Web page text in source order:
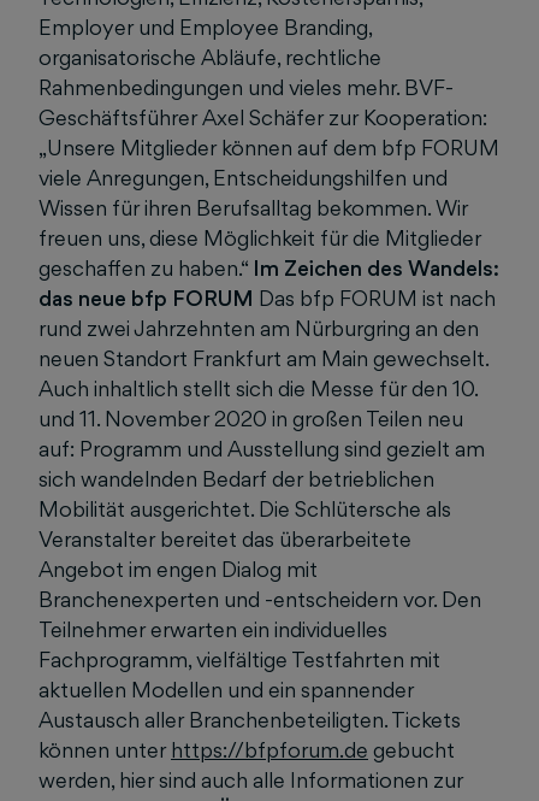
Employer und Employee Branding,
organisatorische Abläufe, rechtliche
Rahmenbedingungen und vieles mehr. BVF-
Geschäftsführer Axel Schäfer zur Kooperation:
„Unsere Mitglieder können auf dem bfp FORUM
viele Anregungen, Entscheidungshilfen und
Wissen für ihren Berufsalltag bekommen. Wir
freuen uns, diese Möglichkeit für die Mitglieder
geschaffen zu haben.“ Im Zeichen des Wandels:
das neue bfp FORUM Das bfp FORUM ist nach
rund zwei Jahrzehnten am Nürburgring an den
neuen Standort Frankfurt am Main gewechselt.
Auch inhaltlich stellt sich die Messe für den 10.
und 11. November 2020 in großen Teilen neu
auf: Programm und Ausstellung sind gezielt am
sich wandelnden Bedarf der betrieblichen
Mobilität ausgerichtet. Die Schlütersche als
Veranstalter bereitet das überarbeitete
Angebot im engen Dialog mit
Branchenexperten und -entscheidern vor. Den
Teilnehmer erwarten ein individuelles
Fachprogramm, vielfältige Testfahrten mit
aktuellen Modellen und ein spannender
Austausch aller Branchenbeteiligten. Tickets
können unterhttps://bfpforum.de gebucht
werden, hier sind auch alle Informationen zur